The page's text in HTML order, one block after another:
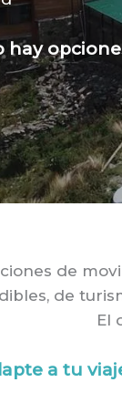
hay
de
de
El
a tu